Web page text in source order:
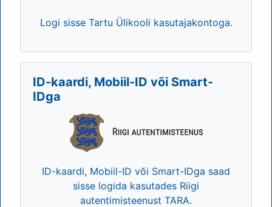
Logi sisse Tartu Ülikooli kasutajakontoga.
ID-kaardi, Mobiil-ID või Smart-
IDga
ID-kaardi, Mobiil-ID või Smart-IDga saad
sisse logida kasutades Riigi
autentimisteenust TARA.